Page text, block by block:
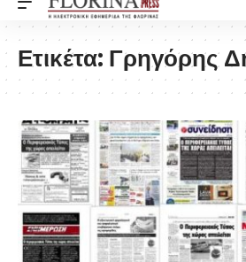
Ετικέτα: Γρηγόρης